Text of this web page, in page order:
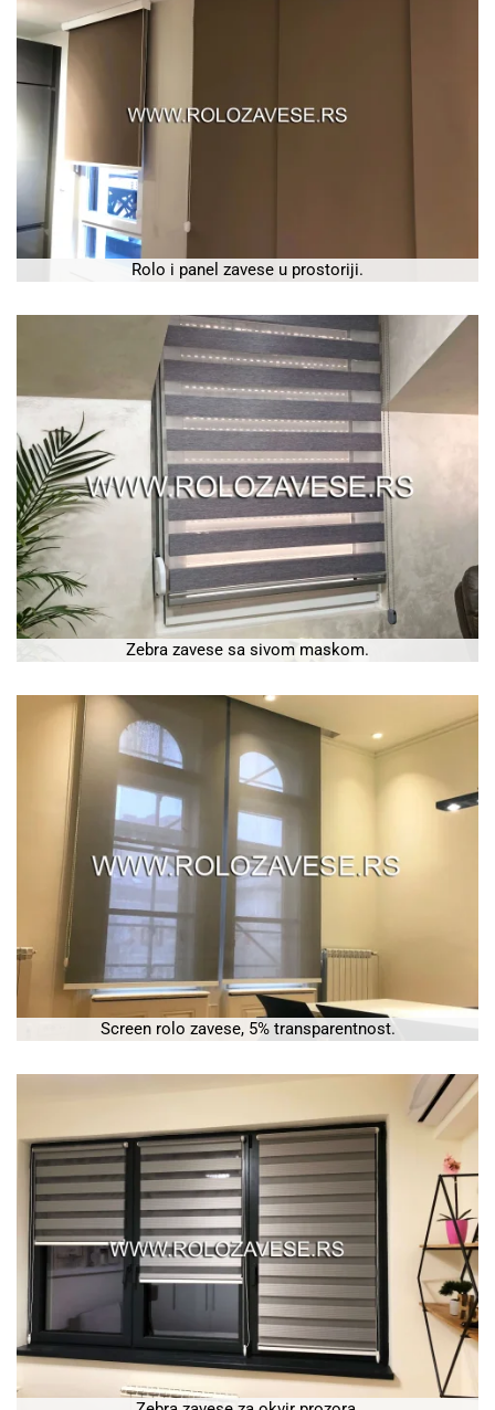
Rolo i panel zavese u prostoriji.
Zebra zavese sa sivom maskom.
Screen rolo zavese, 5% transparentnost.